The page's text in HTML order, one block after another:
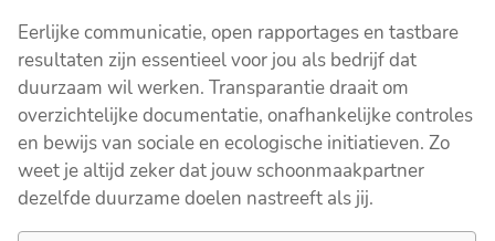
Eerlijke communicatie, open rapportages en tastbare
resultaten zijn essentieel voor jou als bedrijf dat
duurzaam wil werken. Transparantie draait om
overzichtelijke documentatie, onafhankelijke controles
en bewijs van sociale en ecologische initiatieven. Zo
weet je altijd zeker dat jouw schoonmaakpartner
dezelfde duurzame doelen nastreeft als jij.